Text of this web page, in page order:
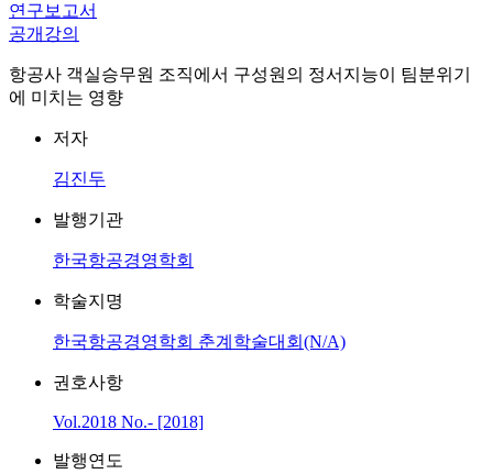
연구보고서
공개강의
항공사 객실승무원 조직에서 구성원의 정서지능이 팀분위기
에 미치는 영향
저자
김진두
발행기관
한국항공경영학회
학술지명
한국항공경영학회 춘계학술대회(N/A)
권호사항
Vol.2018 No.- [2018]
발행연도